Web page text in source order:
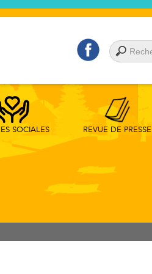
SOCIALES REVUE DE PRESSE